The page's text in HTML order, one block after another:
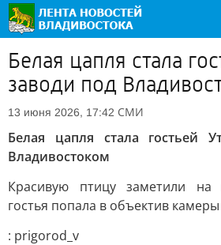
Белая цапля стала
заводи под
13 июня 2026, 17:42 СМИ
Белая цапля стала гостьей
Владивостоком
Красивую птицу заметили на
гостья попала в объектив камеры
: prigorod_v